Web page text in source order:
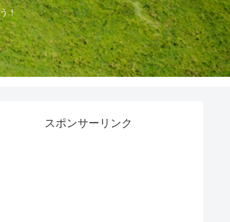
！
スポンサーリンク